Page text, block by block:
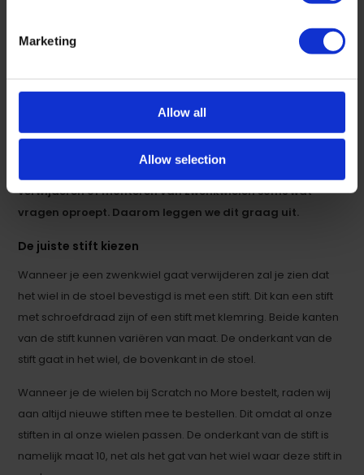
Marketing
Allow all
Allow selection
Leon - Vrijdag 8 April 2022
monteren
Wij hebben diverse
verwijderen of monteren van zwenkwielen soms wat
vragen oproept. Daarom leggen we dit graag uit.
De juiste stift kiezen
Wanneer je een zwenkwiel gaat verwijderen zal je zien dat
het wiel in de stoel bevestigd is met een stift. Dit kan een stift
met schroefdraad zijn of een stift met klemring. Beide kanten
van de stift kunnen variëren van maat. De onderkant van de
stift gaat in het wiel, de bovenkant in de stoel.
Wanneer je de wielen bij Scratch no More bestelt, raden wij
aan altijd nieuwe stiften mee te bestellen. Dit omdat al onze
stiften in al onze wielen passen. De onderkant van de stift is
namelijk maat 10, net als het gat van het wiel waar deze stift in